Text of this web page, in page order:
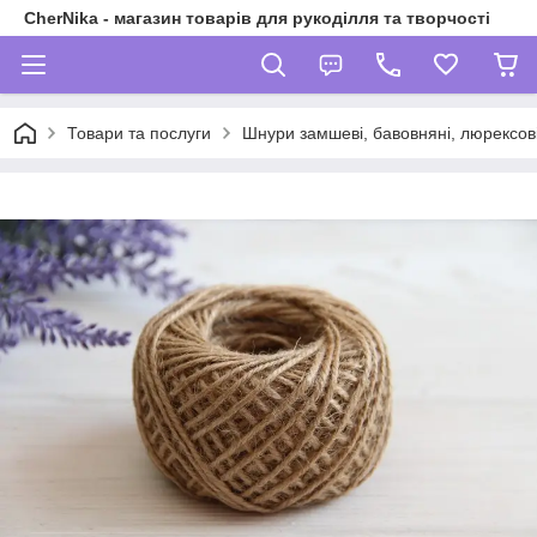
CherNika - магазин товарів для рукоділля та творчості
Товари та послуги Шнури замшеві, бавовняні,